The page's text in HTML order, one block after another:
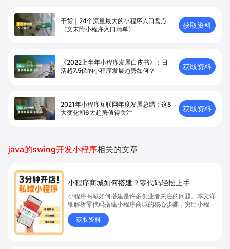
干货｜24个流量最大的小程序入口盘点
（文末附小程序入口清单）
获取资料
《2022上半年小程序发展白皮书》：日
活超7.5亿的小程序发展趋势如何？
获取资料
2021年小程序互联网年度发展总结：这8
大变化和6大趋势值得关注
获取资料
java的swing开发小程序相关的文章
小程序商城如何搭建？零代码轻松上手
小程序商城如何搭建是许多创业者关注的问题。本文详
细解析零代码搭建小程序商城的核心步骤，突出小程序
商城、商城搭建与零代码开店优势，帮助你轻松实现商
品上架、全渠道销售及高效会员运营，快速开启线上卖
货新模式。点击获取详细操作指南！
获取资料